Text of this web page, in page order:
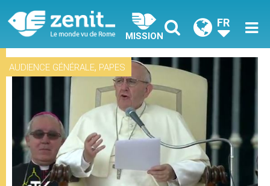
MISSION
FR
AUDIENCE GÉNÉRALE, PAPES